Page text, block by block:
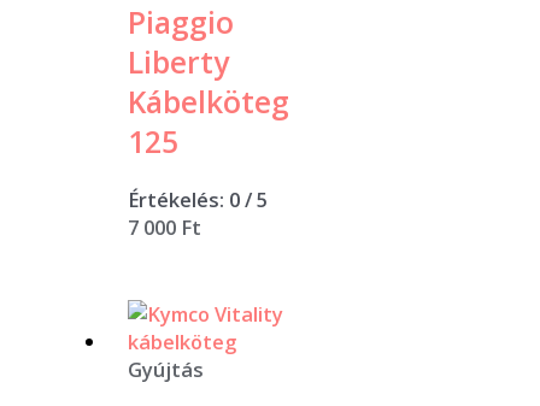
Piaggio
Liberty
Kábelköteg
125
Értékelés: 0/ 5
7 000 Ft
Gyújtás